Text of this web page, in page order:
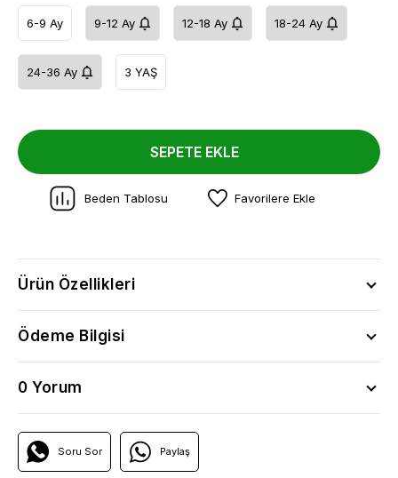
6-9 Ay 9-12 Ay 12-18 Ay 18-24 Ay
24-36 Ay 3 YAŞ
SEPETE EKLE
Beden Tablosu Favorilere Ekle
Ürün Özellikleri
Ödeme Bilgisi
0 Yorum
Soru Sor Paylaş